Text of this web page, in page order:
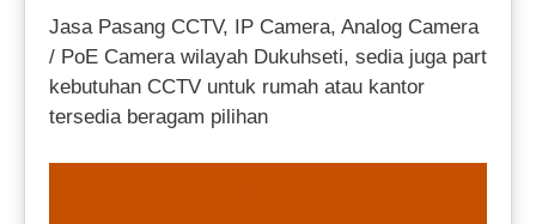
Jasa Pasang CCTV, IP Camera, Analog Camera
/ PoE Camera wilayah Dukuhseti, sedia juga part
kebutuhan CCTV untuk rumah atau kantor
tersedia beragam pilihan